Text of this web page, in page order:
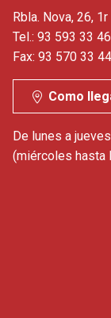
Solicitar visita
Abonos
CA
Rbla. Nova, 26, 1r
Tel.: 93 593 33 46
Fax: 93 570 33 44
Como
De lunes a
(miércoles hasta